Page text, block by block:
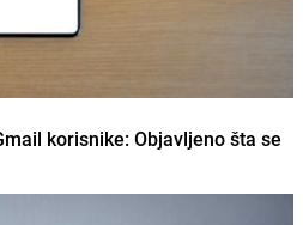
korisnike: Objavljeno šta se